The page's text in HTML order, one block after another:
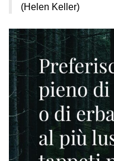
(Helen Keller)